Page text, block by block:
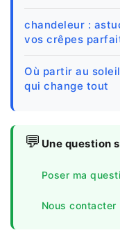
chandeleur :
vos crêpes
Où partir au
qui change tout
💬 Une question
Poser ma
Nous contacter